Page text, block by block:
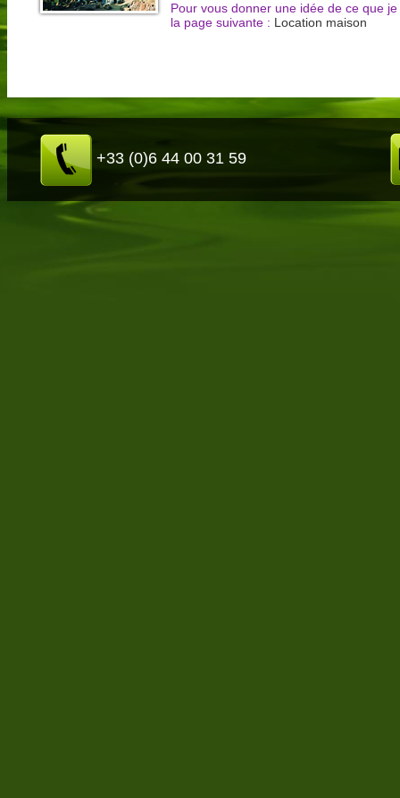
Pour vous donner une idée de ce que
la page suivante : Location maison
+33 (0)6 44 00 31 59